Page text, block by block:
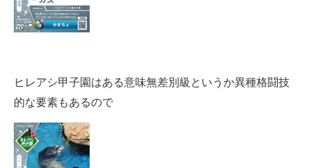
ヒレアシ甲子園はある意味無差別級というか異種格闘技
的な要素もあるので